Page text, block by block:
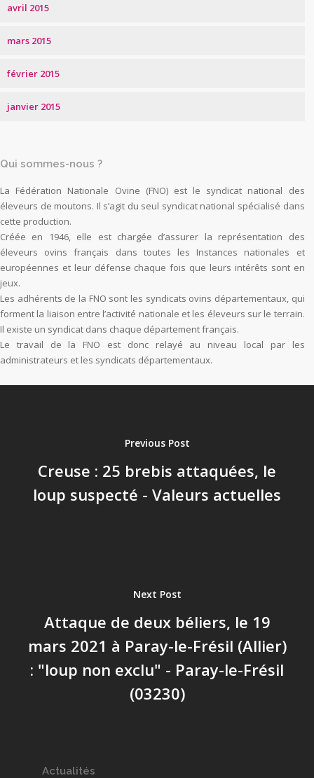
avril 2015
mars 2015
février 2015
janvier 2015
Qui sommes-nous ?
La Fédération Nationale Ovine (FNO) est le syndicat national des
éleveurs de moutons. Il s’agit du seul syndicat national spécialisé dans
cette production.
Créée en 1946, elle est chargée d’assurer la représentation des
éleveurs ovins français dans toutes les Instances nationales et
européennes et leur défense chaque fois que leurs intérêts sont en
jeux.
Les adhérents de la FNO sont les syndicats ovins départementaux, qui
forment la liaison entre l’activité nationale et les éleveurs sur le terrain.
Il existe un syndicat dans chaque département français.
Le travail de la FNO est donc relayé au niveau local par les
administrateurs et les syndicats départementaux.
Previous Post
Creuse : 25 brebis attaquées, le
loup suspecté - Valeurs actuelles
Next Post
Attaque de deux béliers, le 19
mars 2021 à Paray-le-Frésil (Allier)
: "loup non exclu" - Paray-le-Frésil
(03230)
Actualités